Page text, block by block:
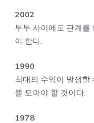
2002
부부 사이에도 관계를
야 한다.
1990
최대의 수익이 발생할
뜰 모아야 할 것이다.
1978